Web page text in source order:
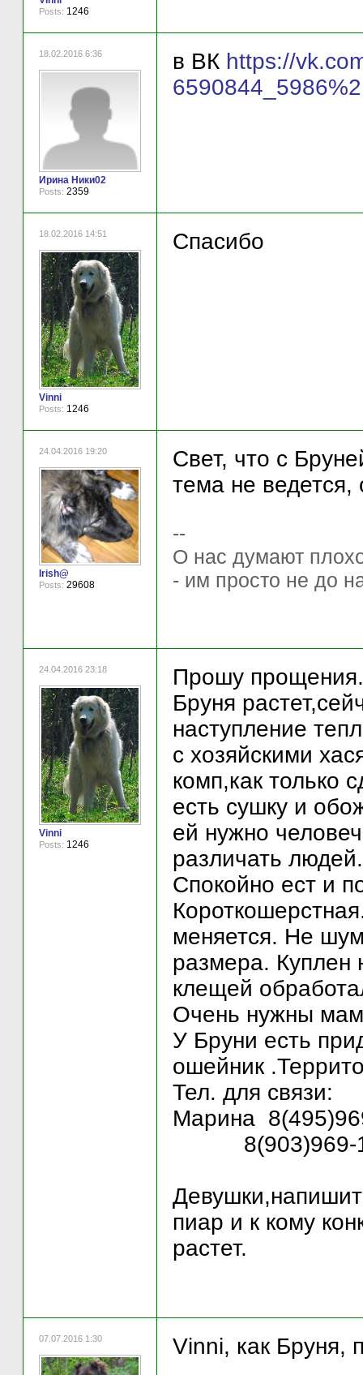
Posts: 1246
18.02.2016 6:36
Ирина Ники02
Posts: 2359
в ВК https://
18.02.2016 14:51
Vinni
Posts: 1246
Спасибо
24.04.2016 19:20
Irish@
Posts: 29608
Свет, что с
тема не ведется,
--
О нас думают
- им просто не до
24.04.2016 23:18
Vinni
Posts: 1246
Прошу прощения.
Бруня
наступление
с хозяйскими
комп,как только
есть сушку и
ей нужно
различать
Спокойно ест и
меняется. Не
размера. Куплен
клещей
Очень нужны
У Бруни есть
ошейник
Тел. для связи:
Марина
8(903)969-
пиар и к кому
растет.
07.07.2016 1:30 Vinni, как Бруня,